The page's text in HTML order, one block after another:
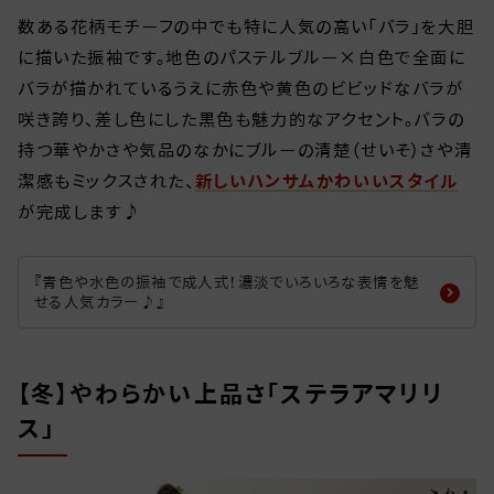
数ある花柄モチーフの中でも特に人気の高い「バラ」を大胆
に描いた振袖です。地色のパステルブルー×白色で全面に
バラが描かれているうえに赤色や黄色のビビッドなバラが
咲き誇り、差し色にした黒色も魅力的なアクセント。バラの
持つ華やかさや気品のなかにブルーの清楚（せいそ）さや清
潔感もミックスされた、 新しいハンサムかわいいスタイル
が完成します♪
『青色や水色の振袖で成人式！濃淡でいろいろな表情を魅
せる人気カラー♪』
【冬】やわらかい上品さ「ステラアマリリ
ス」